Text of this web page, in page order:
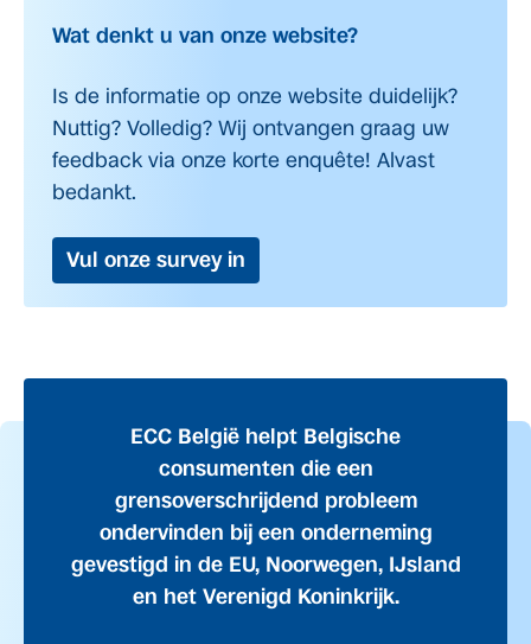
Wat denkt u van onze website?
Is de informatie op onze website duidelijk?
Nuttig? Volledig? Wij ontvangen graag uw
feedback via onze korte enquête! Alvast
bedankt.
Vul onze survey in
ECC België helpt Belgische
consumenten die een
grensoverschrijdend probleem
ondervinden bij een onderneming
gevestigd in de EU, Noorwegen, IJsland
en het Verenigd Koninkrijk.